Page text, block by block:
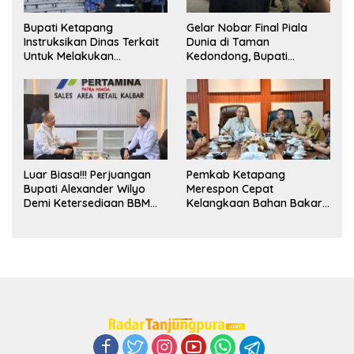
Bupati Ketapang
Instruksikan Dinas Terkait
Untuk Melakukan
Terkait Persoalan
BBM/LPG Subsidi
Gelar Nobar Final Piala
Dunia di Taman
Kedondong, Bupati
Argentina Juara!
Luar Biasa!!! Perjuangan
Bupati Alexander Wilyo
Demi Ketersediaan BBM
Pemkab Ketapang
Merespon Cepat
Kelangkaan Bahan Bakar